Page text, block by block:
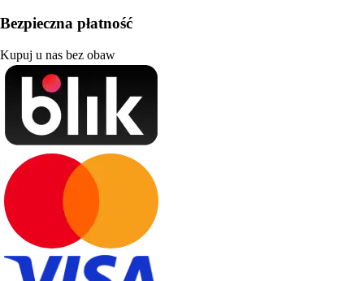
Bezpieczna płatność
Kupuj u nas bez obaw